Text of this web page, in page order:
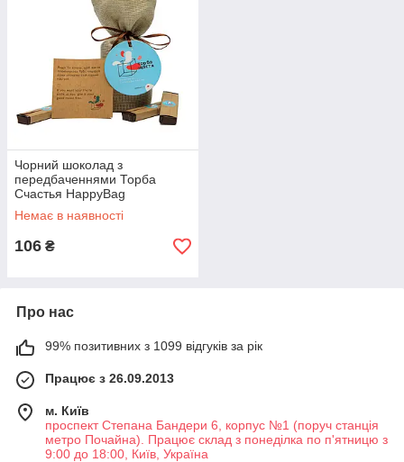
Чорний шоколад з
передбаченнями Торба
Счастья HappyBag
Немає в наявності
106 ₴
Про нас
99% позитивних з 1099 відгуків за рік
Працює з 26.09.2013
м. Київ
проспект Степана Бандери 6, корпус №1 (поруч станція
метро Почайна). Працює склад з понеділка по п'ятницю з
9:00 до 18:00, Київ, Україна